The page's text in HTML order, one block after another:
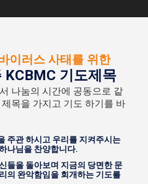
이러스 사태를 위한
KCBMC 기도제목
나눔의 시간에 공동으로 같
목을 가지고 기도 하기를 바
주관 하시고 우리를 지켜주시는
나님을 찬양합니다.
들을 돌아보며 지금의 당면한 문
의 완악함임을 회개하는 기도를